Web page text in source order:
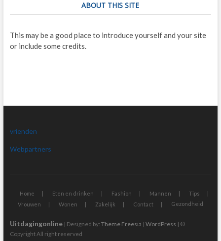
ABOUT THIS SITE
This may be a good place to introduce yourself and your site
or include some credits.
vrienden
Webpartners
Home Eten en drinken Fashion Mannen
Tips
Vrouwen
Wonen Zakelijk Contact Gezondheid
Uitdagingonline| Designed by: Theme Freesia | WordPress | ©
Copyright All right reserved